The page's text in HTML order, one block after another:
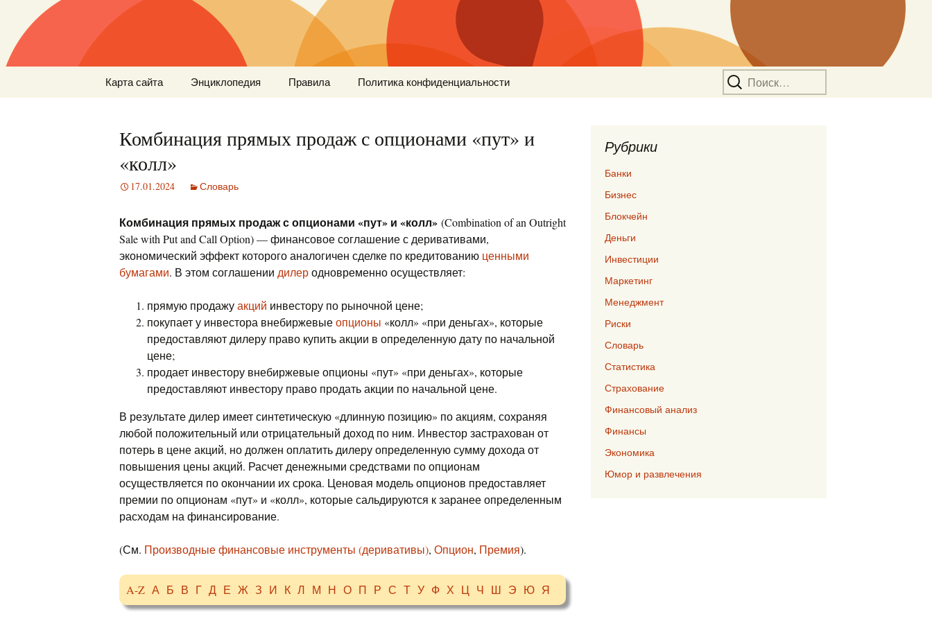
Карта сайта Энциклопедия Правила Политика конфиденциальности Найти:
Комбинация прямых продаж с опционами «пут» и
«колл»
17.01.2024 Словарь
Комбинация прямых продаж с опционами «пут» и «колл» (Combination of an Outright
Sale with Put and Call Option) — финансовое соглашение с деривативами,
экономический эффект которого аналогичен сделке по кредитованию ценными
бумагами. В этом соглашении дилеродновременно осуществляет:
прямую продажуакций инвестору по рыночной цене;
покупает у инвестора внебиржевыеопционы «колл» «при деньгах», которые
предоставляют дилеру право купить акции в определенную дату по начальной
цене;
продает инвестору внебиржевые опционы «пут» «при деньгах», которые
предоставляют инвестору право продать акции по начальной цене.
В результате дилер имеет синтетическую «длинную позицию» по акциям, сохраняя
любой положительный или отрицательный доход по ним. Инвестор застрахован от
потерь в цене акций, но должен оплатить дилеру определенную сумму дохода от
повышения цены акций. Расчет денежными средствами по опционам
осуществляется по окончании их срока. Ценовая модель опционов предоставляет
премии по опционам «пут» и «колл», которые сальдируются к заранее определенным
расходам на финансирование.
(См. Производные финансовые инструменты (деривативы), Опцион, Премия).
A-Z А Б В Г Д Е Ж З И К Л М Н О П Р С Т У Ф Х Ц Ч Ш Э Ю Я
Рубрики
Банки
Бизнес
Блокчейн
Деньги
Инвестиции
Маркетинг
Менеджмент
Риски
Словарь
Статистика
Страхование
Финансовый анализ
Финансы
Экономика
Юмор и развлечения